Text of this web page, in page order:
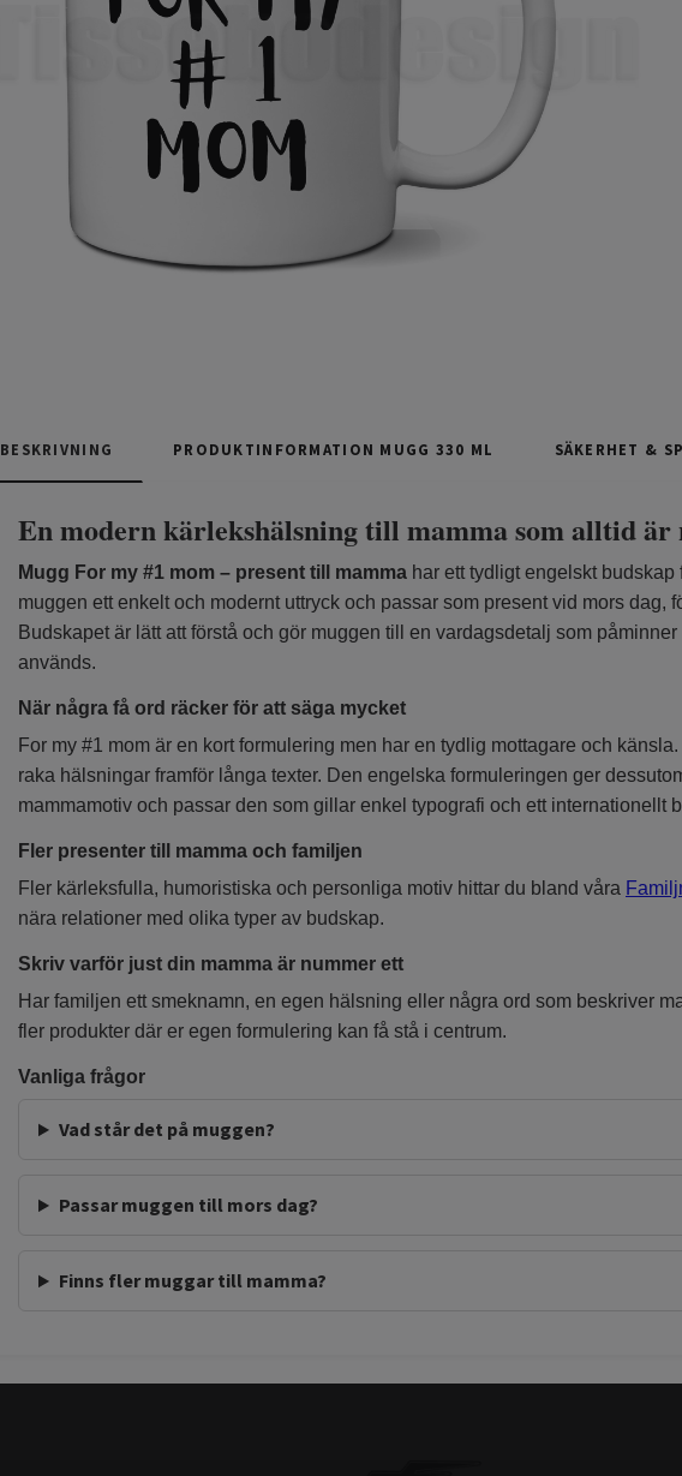
BESKRIVNING PRODUKTINFORMATION MUGG 330 ML SÄKERHET &
En modern kärlekshälsning till mamma som alltid
Mugg For my #1 mom – present till mamma har ett tydligt engelskt
muggen ett enkelt och modernt uttryck och passar som present vid mors
Budskapet är lätt att förstå och gör muggen till en vardagsdetalj som
används.
När några få ord räcker för att säga mycket
For my #1 mom är en kort formulering men har en tydlig mottagare och
raka hälsningar framför långa texter. Den engelska formuleringen ger
mammamotiv och passar den som gillar enkel typografi och ett internationellt
Fler presenter till mamma och familjen
Fler kärleksfulla, humoristiska och personliga motiv hittar du bland våra
nära relationer med olika typer av budskap.
Skriv varför just din mamma är nummer ett
Har familjen ett smeknamn, en egen hälsning eller några ord som beskriver
fler produkter där er egen formulering kan få stå i centrum.
Vanliga frågor
Vad står det på muggen?
Passar muggen till mors dag?
Finns fler muggar till mamma?